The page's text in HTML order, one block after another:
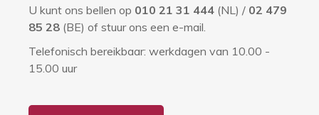
U kunt ons bellen op 010 21 31 444 (NL) / 02 479
85 28 (BE) of stuur ons een e-mail.
Telefonisch bereikbaar: werkdagen van 10.00 -
15.00 uur